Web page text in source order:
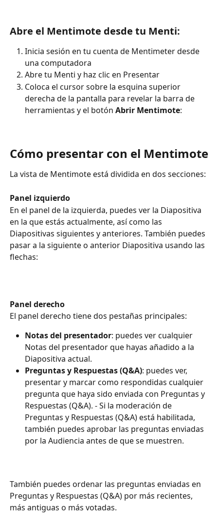
Abre el Mentimote desde tu Menti:
Inicia sesión en tu cuenta de Mentimeter desde
una computadora
Abre tu Menti y haz clic en Presentar
Coloca el cursor sobre la esquina superior
derecha de la pantalla para revelar la barra de
herramientas y el botón Abrir Mentimote:
Cómo presentar con el Mentimote
La vista de Mentimote está dividida en dos secciones:
Panel izquierdo
En el panel de la izquierda, puedes ver la Diapositiva
en la que estás actualmente, así como las
Diapositivas siguientes y anteriores. También puedes
pasar a la siguiente o anterior Diapositiva usando las
flechas:
Panel derecho
El panel derecho tiene dos pestañas principales:
Notas del presentador: puedes ver cualquier
Notas del presentador que hayas añadido a la
Diapositiva actual.
Preguntas y Respuestas (Q&A): puedes ver,
presentar y marcar como respondidas cualquier
pregunta que haya sido enviada con Preguntas y
Respuestas (Q&A). - Si la moderación de
Preguntas y Respuestas (Q&A) está habilitada,
también puedes aprobar las preguntas enviadas
por la Audiencia antes de que se muestren.
También puedes ordenar las preguntas enviadas en
Preguntas y Respuestas (Q&A) por más recientes,
más antiguas o más votadas.